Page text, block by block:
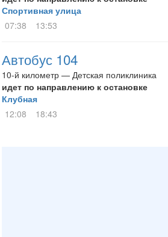
Спортивная улица
07:38
13:53
Автобус 104
10-й километр — Детская поликлиника
идет по направлению к остановке
Клубная
12:08
18:43